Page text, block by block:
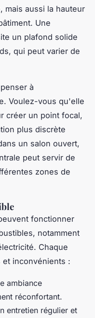
mais aussi la hauteur
Une
un plafond solide
qui peut varier de
à
Voulez-vous qu'elle
créer un point focal,
plus discrète
un salon ouvert,
peut servir de
zones de
fonctionner
notamment
Chaque
et inconvénients :
ambiance
réconfortant.
entretien régulier et